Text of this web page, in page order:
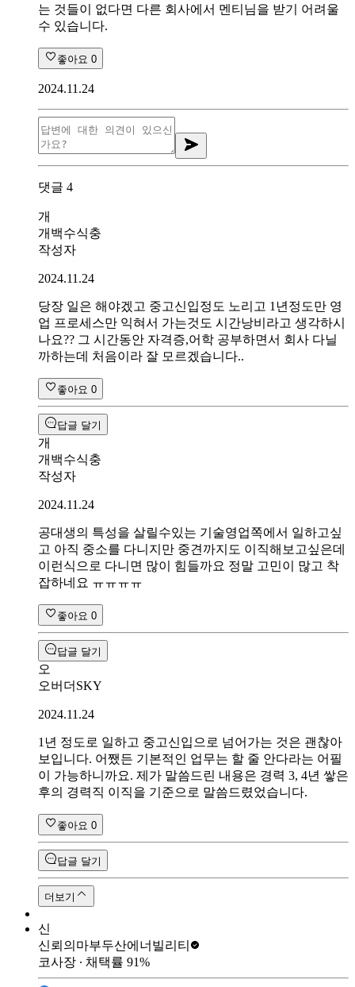
는 것들이 없다면 다른 회사에서 멘티님을 받기 어려울
수 있습니다.
좋아요 0
2024.11.24
댓글 4
개
개백수식충
작성자
2024.11.24
당장 일은 해야겠고 중고신입정도 노리고 1년정도만 영
업 프로세스만 익혀서 가는것도 시간낭비라고 생각하시
나요?? 그 시간동안 자격증,어학 공부하면서 회사 다닐
까하는데 처음이라 잘 모르겠습니다..
좋아요 0
답글 달기
개
개백수식충
작성자
2024.11.24
공대생의 특성을 살릴수있는 기술영업쪽에서 일하고싶
고 아직 중소를 다니지만 중견까지도 이직해보고싶은데
이런식으로 다니면 많이 힘들까요 정말 고민이 많고 착
잡하네요 ㅠㅠㅠㅠ
좋아요 0
답글 달기
오
오버더SKY
2024.11.24
1년 정도로 일하고 중고신입으로 넘어가는 것은 괜찮아
보입니다. 어쨌든 기본적인 업무는 할 줄 안다라는 어필
이 가능하니까요. 제가 말씀드린 내용은 경력 3, 4년 쌓은
후의 경력직 이직을 기준으로 말씀드렸었습니다.
좋아요 0
답글 달기
더보기
신
신뢰의마부두산에너빌리티
코사장 ∙ 채택률 91%